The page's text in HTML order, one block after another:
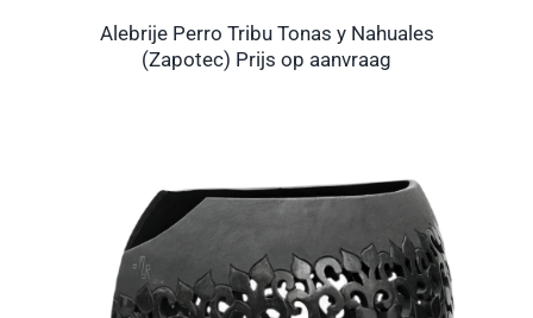
Alebrije Perro Tribu Tonas y Nahuales
(Zapotec) Prijs op aanvraag